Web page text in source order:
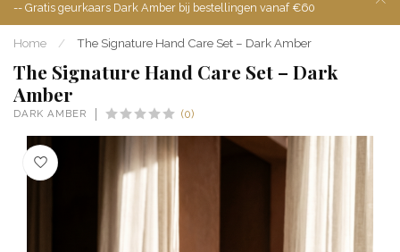
-- Gratis geurkaars Dark Amber bij bestellingen vanaf €60
Home / The Signature Hand Care Set – Dark Amber
The Signature Hand Care Set – Dark
Amber
DARK AMBER (0)